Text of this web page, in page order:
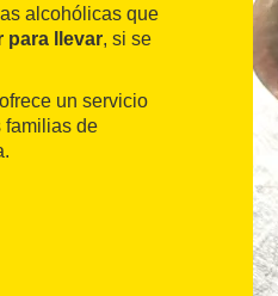
alcohólicas que
para llevar, si se
un servicio
familias de